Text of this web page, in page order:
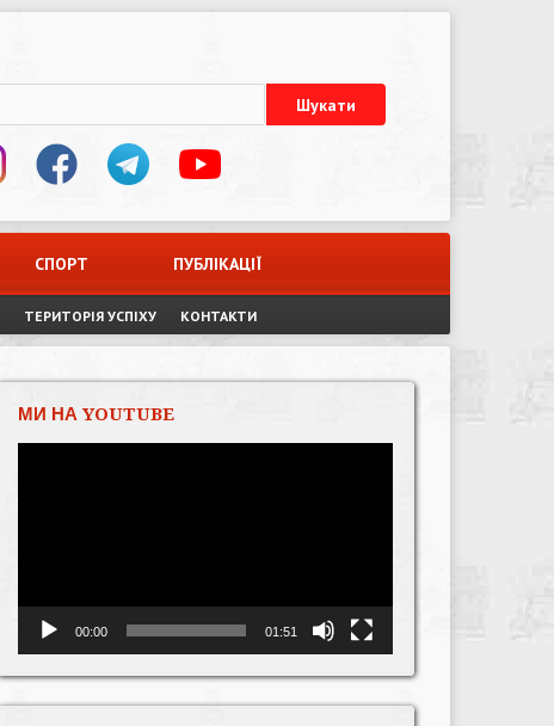
СПОРТ ПУБЛІКАЦІЇ
ТЕРИТОРІЯ УСПІХУ КОНТАКТИ
МИ НА YOUTUBE
00:00 01:51